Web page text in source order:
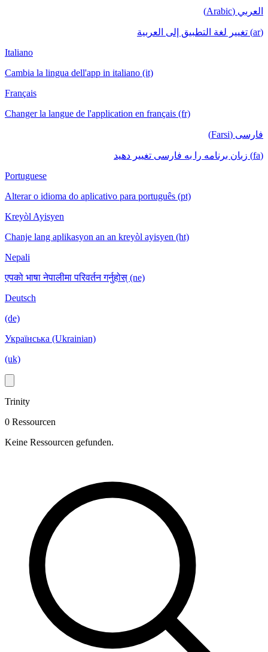
العربي (Arabic)
(ar) تغيير لغة التطبيق إلى العربية
Italiano
Cambia la lingua dell'app in italiano (it)
Français
Changer la langue de l'application en français (fr)
فارسی (Farsi)
(fa) زبان برنامه را به فارسی تغییر دهید
Portuguese
Alterar o idioma do aplicativo para português (pt)
Kreyòl Ayisyen
Chanje lang aplikasyon an an kreyòl ayisyen (ht)
Nepali
एपको भाषा नेपालीमा परिवर्तन गर्नुहोस् (ne)
Deutsch
(de)
Українська (Ukrainian)
(uk)
Trinity
0 Ressourcen
Keine Ressourcen gefunden.